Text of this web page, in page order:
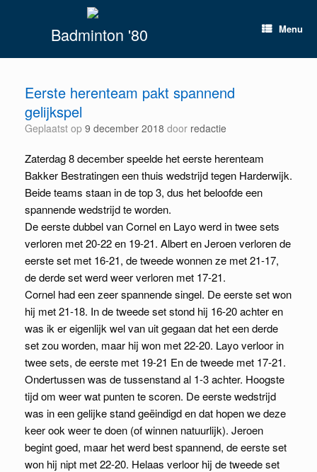
Badminton '80 Menu
Eerste herenteam pakt spannend
gelijkspel
Geplaatst op 9 december 2018 door redactie
Zaterdag 8 december speelde het eerste herenteam
Bakker Bestratingen een thuis wedstrijd tegen Harderwijk.
Beide teams staan in de top 3, dus het beloofde een
spannende wedstrijd te worden.
De eerste dubbel van Cornel en Layo werd in twee sets
verloren met 20-22 en 19-21. Albert en Jeroen verloren de
eerste set met 16-21, de tweede wonnen ze met 21-17,
de derde set werd weer verloren met 17-21.
Cornel had een zeer spannende singel. De eerste set won
hij met 21-18. In de tweede set stond hij 16-20 achter en
was ik er eigenlijk wel van uit gegaan dat het een derde
set zou worden, maar hij won met 22-20. Layo verloor in
twee sets, de eerste met 19-21 En de tweede met 17-21.
Ondertussen was de tussenstand al 1-3 achter. Hoogste
tijd om weer wat punten te scoren. De eerste wedstrijd
was in een gelijke stand geëindigd en dat hopen we deze
keer ook weer te doen (of winnen natuurlijk). Jeroen
begint goed, maar het werd best spannend, de eerste set
won hij nipt met 22-20. Helaas verloor hij de tweede set